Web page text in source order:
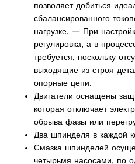
позволяет добиться
сбалансированного
нагрузке. — При
регулировка, а в
требуется, поскольку
выходящие из строя
опорные цепи.
Двигатели оснащены
которая отключает
обрыва фазы или
Два шпинделя в каждой
Смазка шпинделей
четырьмя насосами, по